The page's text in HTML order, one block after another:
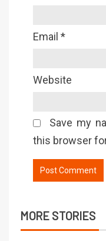
Email *
Website
Save my
this browser
MORE STORIES